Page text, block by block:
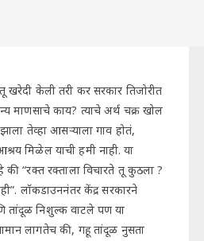
खरेदी केली तरी कर सरकार तिजोरीत
माणसाचे काय? त्याचे अर्थ चक्र खोल
तेव्हा आसऱ्याला गाव होतं,
मिळेल याची हमी नाही. या
“रक्त रक्ताला विचारते तू कुठला ?
लॉकडाउननंतर केंद्र सरकारने
तांदूळ निशुल्क वाटले पण या
लागतेच की, गहू तांदूळ नुसता